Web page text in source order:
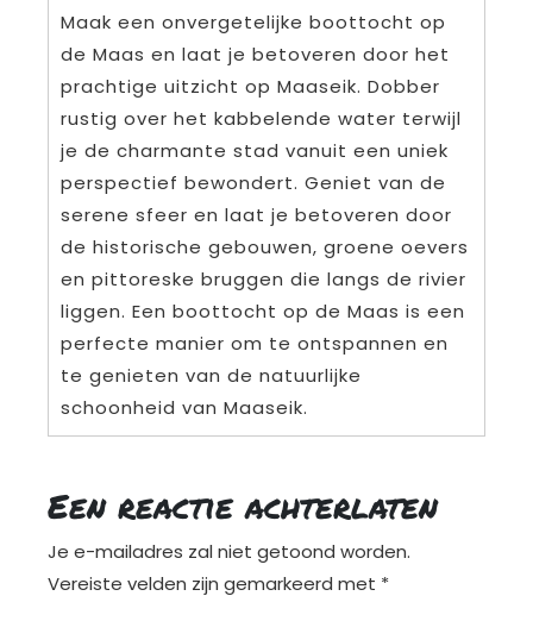
Maak een onvergetelijke boottocht op
de Maas en laat je betoveren door het
prachtige uitzicht op Maaseik. Dobber
rustig over het kabbelende water terwijl
je de charmante stad vanuit een uniek
perspectief bewondert. Geniet van de
serene sfeer en laat je betoveren door
de historische gebouwen, groene oevers
en pittoreske bruggen die langs de rivier
liggen. Een boottocht op de Maas is een
perfecte manier om te ontspannen en
te genieten van de natuurlijke
schoonheid van Maaseik.
Een reactie achterlaten
Je e-mailadres zal niet getoond worden.
Vereiste velden zijn gemarkeerd met *